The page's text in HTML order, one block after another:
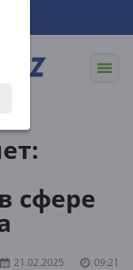
сфере
21.02.2025 09:21